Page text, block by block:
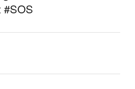
#SOS